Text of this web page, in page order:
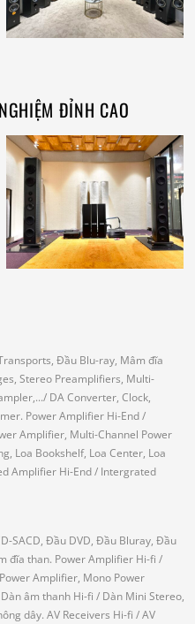
ĐỈNH CAO
Đầu Blu-ray, Mâm đĩa
Stereo Preamplifiers, Multi-
/ DA Converter, Clock,
Power Amplifier Hi-End/
Amplifier, Multi-Channel Power
Loa Bookshelf, Loa Center, Loa
Amplifier Hi-End/ Intergrated
SACD, Đầu DVD, Đầu Bluray, Đầu
đĩa than. Power Amplifier Hi-fi /
Amplifier, Mono Power
Dàn âm thanh Hi-fi / Dàn Mini Stereo,
dây. AV Receivers Hi-fi / AV